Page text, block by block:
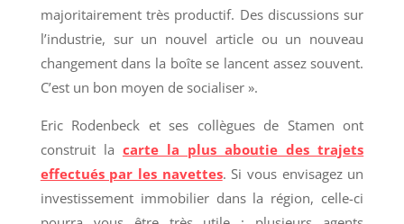
majoritairement très productif. Des discussions sur
l’industrie, sur un nouvel article ou un nouveau
changement dans la boîte se lancent assez souvent.
C’est un bon moyen de socialiser ».
Eric Rodenbeck et ses collègues de Stamen ont
construit la carte la plus aboutie des trajets
effectués par les navettes. Si vous envisagez un
investissement immobilier dans la région, celle-ci